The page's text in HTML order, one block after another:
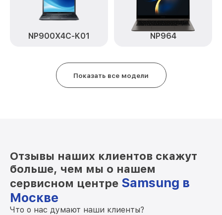
NP900X4C-K01 NP964
Показать все модели
Отзывы наших клиентов скажут
больше, чем мы о нашем
сервисном центре Samsung в
Москве
Что о нас думают наши клиенты?